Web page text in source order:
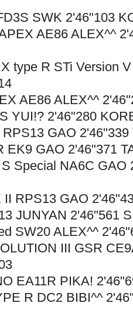
SWK 2'46"103
AE86 ALEX^^
type R STi Version
AE86 ALEX^^
YUI!? 2'46"280
GAO 2'46"339
EK9 GAO 2'46"371
Special NA6C GAO
II RPS13 GAO
JUNYAN 2'46"561
SW20 ALEX^^
III GSR
EA11R PIKA!
R DC2 BIBI^^